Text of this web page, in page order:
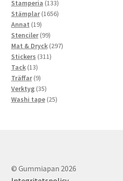
Stamperia 133133
produkter
Stämplar 16561656
Annat 1919
produkter
Stenciler 9999
produkter
Mat & Dryck 297297
Stickers 311311
Tack 1313
produkter
Träffar 99
produkter
Verktyg 3535
produkter
Washi tape 2525
© Gummiapan 2026